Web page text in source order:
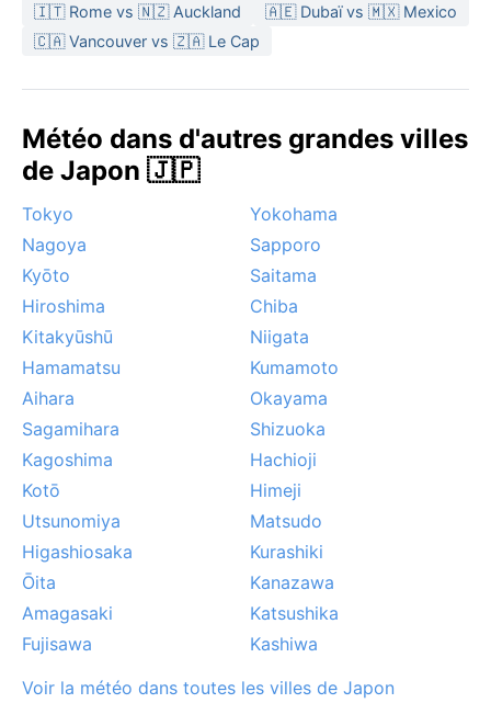
l’air est tempéré, ou l’automne (octobre à novembre)
pour les couleurs éclatantes et moins de pluie. Les
et octobre, apportant vents violents et fortes pluies,
d’Ise en automne et hiver. Aucune mousson, mais une
influence marquée du tsuyu rend juin
🇮🇹 Rome vs 🇳🇿 Auckland
🇦🇪 Dubaï vs 🇲🇽 Mexico
🇨🇦 Vancouver vs 🇿🇦 Le Cap
Météo dans d'autres grandes villes
de Japon 🇯🇵
Tokyo
Yokohama
Nagoya
Sapporo
Kyōto
Saitama
Hiroshima
Chiba
Kitakyūshū
Niigata
Hamamatsu
Kumamoto
Aihara
Okayama
Sagamihara
Shizuoka
Kagoshima
Hachioji
Kotō
Himeji
Utsunomiya
Matsudo
Higashiosaka
Kurashiki
Ōita
Kanazawa
Amagasaki
Katsushika
Fujisawa
Kashiwa
Voir la météo dans toutes les villes de Japon